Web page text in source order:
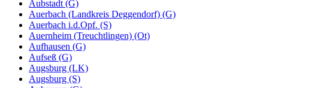
Aubstadt (G)
Auerbach (Landkreis Deggendorf) (G)
Auerbach i.d.Opf. (S)
Auernheim (Treuchtlingen) (Ot)
Aufhausen (G)
Aufseß (G)
Augsburg (LK)
Augsburg (S)